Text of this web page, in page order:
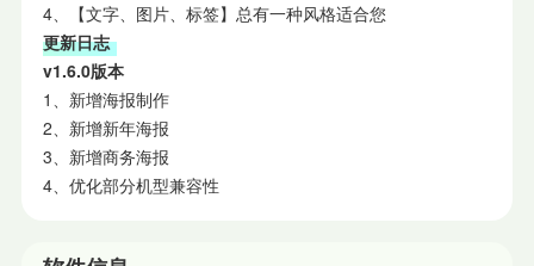
4、【文字、图片、标签】总有一种风格适合您
更新日志
v1.6.0版本
1、新增海报制作
2、新增新年海报
3、新增商务海报
4、优化部分机型兼容性